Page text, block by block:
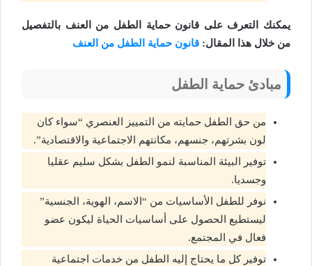
يمكنك التعرف على قانون حماية الطفل من العنف بالتفصيل
من خلال هذا المقال: قانون حماية الطفل من العنف
مبادئ حماية الطفل
من حق الطفل حمايته من التمييز العنصري “سواء كان
لون بشرتهم، جنسهم، مكانتهم الاجتماعية والاقتصادية”.
توفير البيئة المناسبة لنمو الطفل بشكل سليم عقليا
وجسديا.
نوفر للطفل الأساسيات من “الاسم، الهوية، الجنسية”
ليستطيع الحصول على أساسيات الحياة ليكون عضو
فعال في المجتمع.
توفير كل ما يحتاج إليه الطفل من خدمات اجتماعية